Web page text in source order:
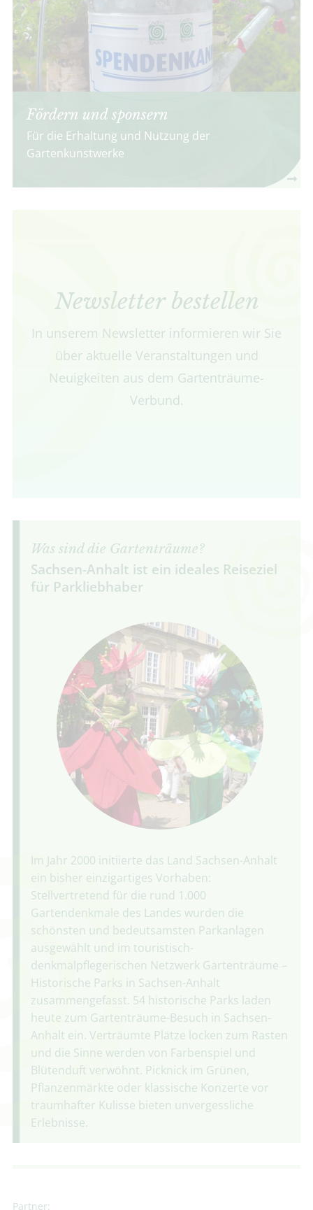
Fördern und sponsern
Für die Erhaltung und Nutzung der
Gartenkunstwerke
Newsletter bestellen
In unserem Newsletter informieren wir Sie
über aktuelle Veranstaltungen und
Neuigkeiten aus dem Gartenträume-
Verbund.
Was sind die Gartenträume?
Sachsen-Anhalt ist ein ideales Reiseziel
für Parkliebhaber
Im Jahr 2000 initiierte das Land Sachsen-Anhalt
ein bisher einzigartiges Vorhaben:
Stellvertretend für die rund 1.000
Gartendenkmale des Landes wurden die
schönsten und bedeutsamsten Parkanlagen
ausgewählt und im touristisch-
denkmalpflegerischen Netzwerk Gartenträume –
Historische Parks in Sachsen-Anhalt
zusammengefasst. 54 historische Parks laden
heute zum Gartenträume-Besuch in Sachsen-
Anhalt ein. Verträumte Plätze locken zum Rasten
und die Sinne werden von Farbenspiel und
Blütenduft verwöhnt. Picknick im Grünen,
Pflanzenmärkte oder klassische Konzerte vor
traumhafter Kulisse bieten unvergessliche
Erlebnisse.
Partner: